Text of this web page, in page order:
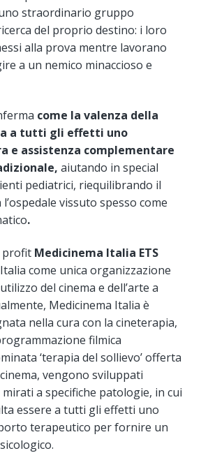
straordinario gruppo
del proprio destino: i loro
alla prova mentre lavorano
a un nemico minaccioso e
come la valenza della
a tutti gli effetti uno
e assistenza complementare
aiutando in special
pediatrici, riequilibrando il
vissuto spesso come
.
profit Medicinema Italia ETS
come unica organizzazione
del cinema e dell’arte a
Medicinema Italia è
nella cura con la cineterapia,
filmica
‘terapia del sollievo’ offerta
vengono sviluppati
a specifiche patologie, in cui
essere a tutti gli effetti uno
terapeutico per fornire un